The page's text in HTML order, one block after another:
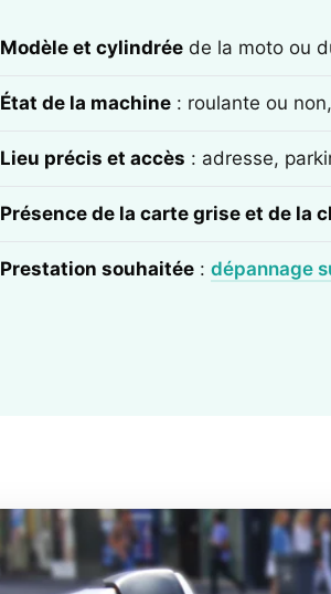
Modèle et cylindréede la moto ou
État de la machine: roulante ou
Lieu précis et accès : adresse,
Présence de la carte grise et de la
Prestation souhaitée: dépannage